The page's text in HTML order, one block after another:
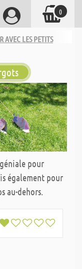
AVEC LES PETITS
pour
également pour
au-dehors.
0